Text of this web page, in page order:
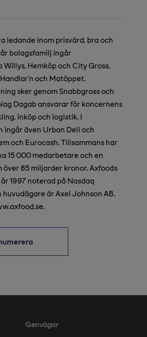
ledande inom prisvärd, bra och
bolagsfamilj ingår
Hemköp och City Gross,
och Matöppet.
sker genom Snabbgross och
Dagab ansvarar för koncernens
inköp och logistik. I
ingår även Urban Deli och
och Eurocash. Tillsammans har
15 000 medarbetare och en
över 85 miljarder kronor. Axfoods
1997 noterad på Nasdaq
huvudägare är Axel Johnson AB.
Genvägar